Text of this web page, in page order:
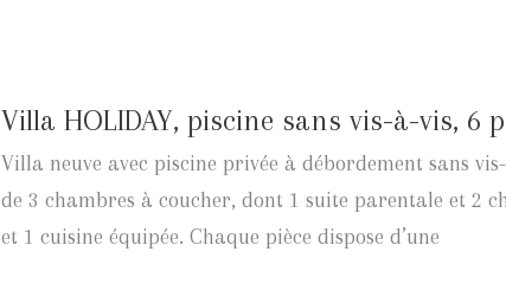
Villa HOLIDAY, piscine sans vis-à-vis, 6
Villa neuve avec piscine privée à débordement sans
de 3 chambres à coucher, dont 1 suite parentale et 2
et 1 cuisine équipée. Chaque pièce dispose d’une
piscine
sans
vis-
à-